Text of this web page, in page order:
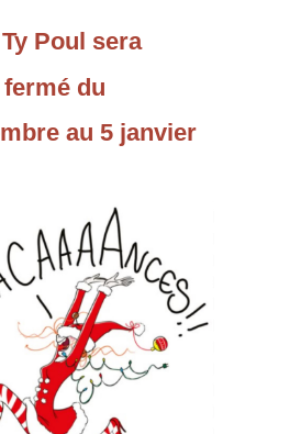
Poul sera
fermé du
au 5 janvier